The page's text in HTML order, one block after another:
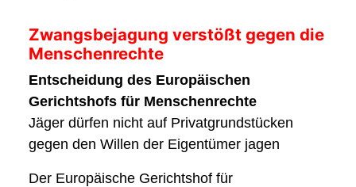
Zwangsbejagung verstößt gegen die
Menschenrechte
Entscheidung des Europäischen
Gerichtshofs für Menschenrechte
Jäger dürfen nicht auf Privatgrundstücken
gegen den Willen der Eigentümer jagen
Der Europäische Gerichtshof für